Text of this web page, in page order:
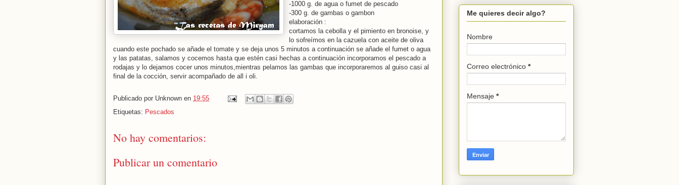
-1000 g. de agua o fumet de pescado
-300 g. de gambas o gambon
elaboración :
cortamos la cebolla y el pimiento en bronoise, y
lo sofreímos en la cazuela con aceite de oliva
cuando este pochado se añade el tomate y se deja unos 5 minutos a continuación se añade el fumet o agua
y las patatas, salamos y cocemos hasta que estén casi hechas a continuación incorporamos el pescado a
rodajas y lo dejamos cocer unos minutos,mientras pelamos las gambas que incorporaremos al guiso casi al
final de la cocción, servir acompañado de all i oli.
Publicado por Unknown en 19:55
Etiquetas: Pescados
No hay comentarios:
Publicar un comentario
Me quieres decir algo?
Nombre
Correo electrónico *
Mensaje *